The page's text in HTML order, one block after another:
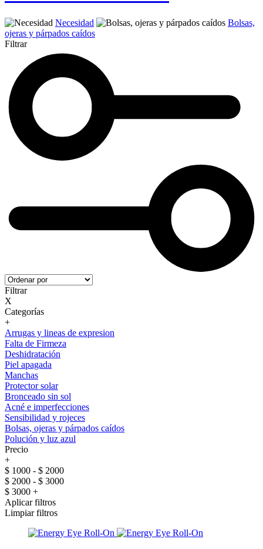
Necesidad
Bolsas,
ojeras y párpados caídos
Filtrar
Filtrar
X
Categorías
+
Arrugas y lineas de expresion
Falta de Firmeza
Deshidratación
Piel apagada
Manchas
Protector solar
Bronceado sin sol
Acné e imperfecciones
Sensibilidad y rojeces
Bolsas, ojeras y párpados caídos
Polución y luz azul
Precio
+
$ 1000 - $ 2000
$ 2000 - $ 3000
$ 3000 +
Aplicar filtros
Limpiar filtros